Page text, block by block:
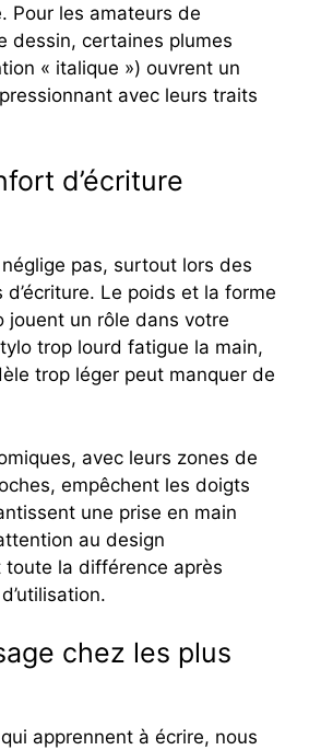
Pour les amateurs de
dessin, certaines plumes
« italique ») ouvrent un
avec leurs traits
d’écriture
pas, surtout lors des
d’écriture. Le poids et la forme
jouent un rôle dans votre
trop lourd fatigue la main,
trop léger peut manquer de
avec leurs zones de
empêchent les doigts
une prise en main
au design
la différence après
chez les plus
apprennent à écrire, nous